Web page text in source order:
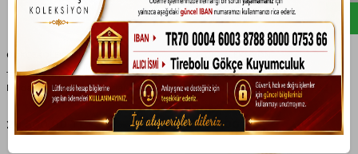
GÖKÇEKOLEKSIYON
1946 Süleymaniye Camisi Gümüş
Madalyon *Türkiye Anıtlar Derneği*
MVM1190
20.500,00 TL
GÖKÇEKOLEKSIYON
2.Emisyon 1. Tertip 2½ Türk Lirası
Seri B1 NATUREL/ÇTT+ TCK9331
8.700,00 TL